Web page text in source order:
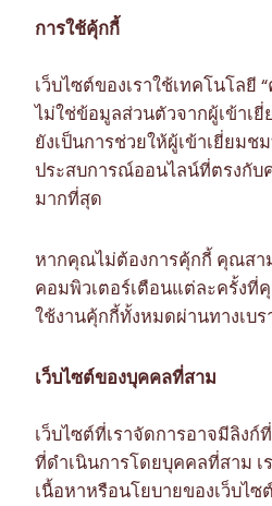
การใช้คุ้กกี้
เว็บไซต์ของเราใช้เทคโนโลยี
ไม่ใช่ข้อมูลส่วนตัวจากผู้เข้าเ
ยังเป็นการช่วยให้ผู้เข้าเยี่ยมช
ประสบการณ์ออนไลน์ที่ตรงกับ
มากที่สุด
หากคุณไม่ต้องการคุ้กกี้ คุณสา
คอมพิวเตอร์เตือนแต่ละครั้งที่
ใช้งานคุ้กกี้ทั้งหมดผ่านทางเบ
เว็บไซต์ของบุคคลที่สาม
เว็บไซต์ที่เราจัดการอาจมีลิงก์
ที่ดำเนินการโดยบุคคลที่สาม เ
เนื้อหาหรือนโยบายของเว็บไ